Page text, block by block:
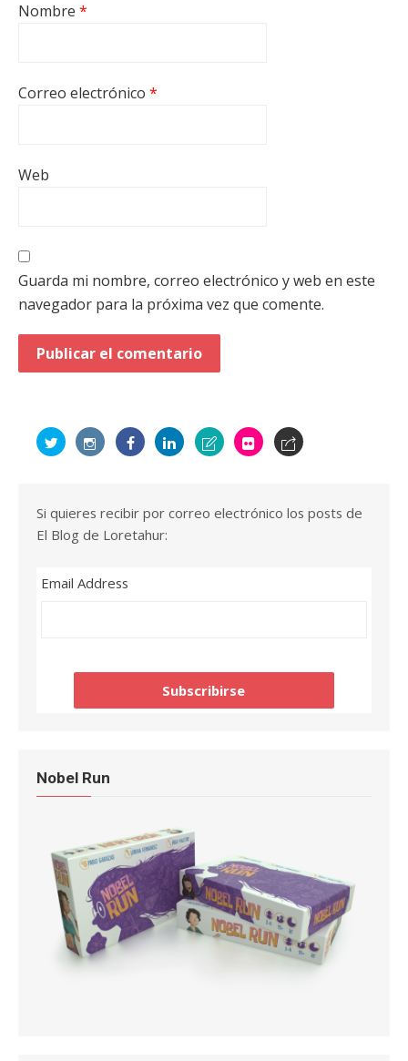
Nombre *
Correo electrónico *
Web
Guarda mi nombre, correo electrónico y web en este
navegador para la próxima vez que comente.
Si quieres recibir por correo electrónico los posts de
El Blog de Loretahur:
Email Address
Nobel Run